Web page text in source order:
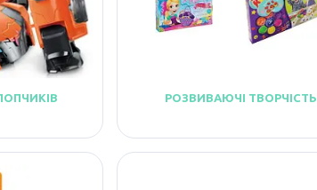
РОЗВИВАЮЧІ ТВОРЧІСТЬ